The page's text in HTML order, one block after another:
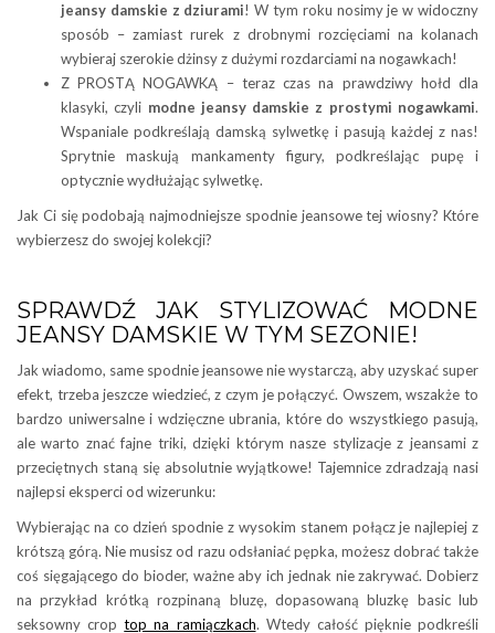
jeansy damskie z dziurami! W tym roku nosimy je w widoczny
sposób – zamiast rurek z drobnymi rozcięciami na kolanach
wybieraj szerokie dżinsy z dużymi rozdarciami na nogawkach!
Z PROSTĄ NOGAWKĄ – teraz czas na prawdziwy hołd dla
klasyki, czyli modne jeansy damskie z prostymi nogawkami.
Wspaniale podkreślają damską sylwetkę i pasują każdej z nas!
Sprytnie maskują mankamenty figury, podkreślając pupę i
optycznie wydłużając sylwetkę.
Jak Ci się podobają najmodniejsze spodnie jeansowe tej wiosny? Które
wybierzesz do swojej kolekcji?
SPRAWDŹ JAK STYLIZOWAĆ MODNE
JEANSY DAMSKIE W TYM SEZONIE!
Jak wiadomo, same spodnie jeansowe nie wystarczą, aby uzyskać super
efekt, trzeba jeszcze wiedzieć, z czym je połączyć. Owszem, wszakże to
bardzo uniwersalne i wdzięczne ubrania, które do wszystkiego pasują,
ale warto znać fajne triki, dzięki którym nasze stylizacje z jeansami z
przeciętnych staną się absolutnie wyjątkowe! Tajemnice zdradzają nasi
najlepsi eksperci od wizerunku:
Wybierając na co dzień spodnie z wysokim stanem połącz je najlepiej z
krótszą górą. Nie musisz od razu odsłaniać pępka, możesz dobrać także
coś sięgającego do bioder, ważne aby ich jednak nie zakrywać. Dobierz
na przykład krótką rozpinaną bluzę, dopasowaną bluzkę basic lub
seksowny croptop na ramiączkach. Wtedy całość pięknie podkreśli